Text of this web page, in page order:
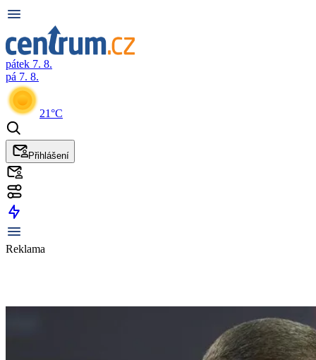
pátek 7. 8.
pá 7. 8.
21°C
Přihlášení
Reklama